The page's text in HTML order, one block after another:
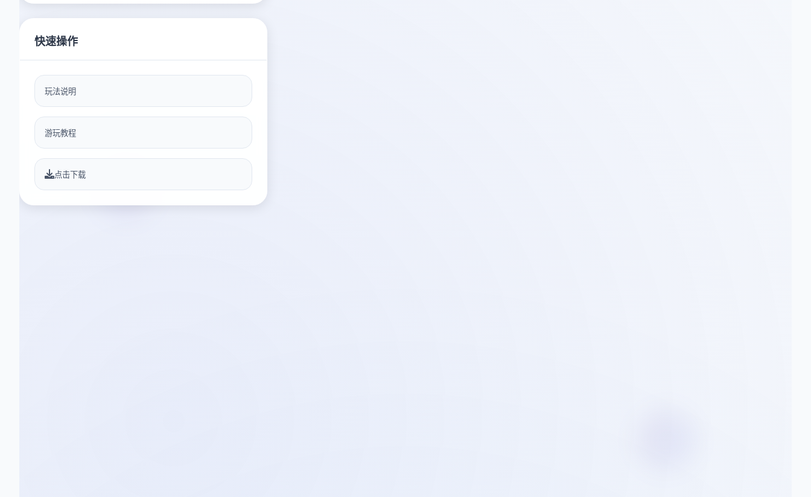
快速操作
玩法说明
游玩教程
点击下载